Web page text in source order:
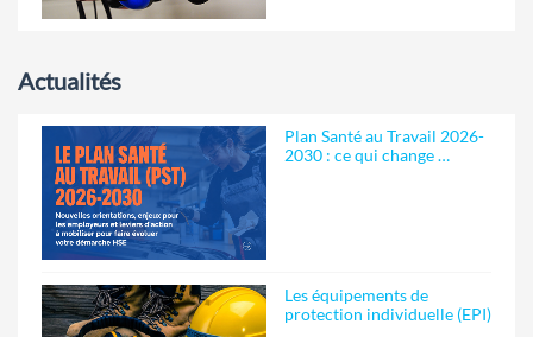
Actualités
Plan Santé au Travail 2026-
2030 : ce qui change …
Les équipements de
protection individuelle (EPI)